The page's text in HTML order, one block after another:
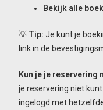
Bekijk alle
💡 Tip: Je kunt je
link in de
Kun je je reservering
je reservering niet
ingelogd met